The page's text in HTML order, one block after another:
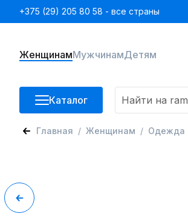
+375 (29) 205 80 58 - все страны
ЖенщинамМужчинамДетям
Каталог
Главная Женщинам Одежда